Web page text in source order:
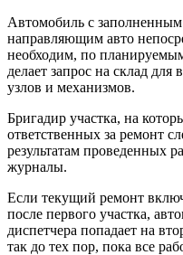
Автомобиль с заполненным
направляющим авто
необходим, по
делает запрос на склад
узлов и механизмов.
Бригадир участка, на
ответственных за ремонт
результатам проведенных
журналы.
Если текущий ремонт
после первого участка,
диспетчера попадает на
так до тех пор, пока все